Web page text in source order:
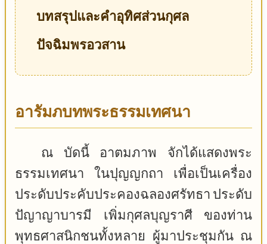
บทสรุปและคำอุทิศส่วนกุศล
ปัจฉิมพรอวสาน
อารัมภบทพระธรรมเทศนา
ณ บัดนี้ อาตมภาพ จักได้แสดงพระ
ธรรมเทศนา ในปุญญกถา เพื่อเป็นเครื่อง
ประดับประคับประคองฉลองศรัทธา ประดับ
ปัญาญาบารมี เพิ่มกุศลบุญราศี ของท่าน
พุทธศาสนิกชนทั้งหลาย ผู้มาประชุมกัน ณ